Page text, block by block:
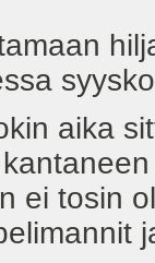
aika
ei tosin